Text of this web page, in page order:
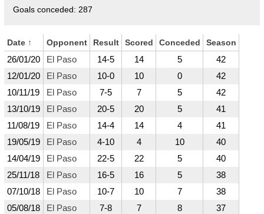
Goals conceded: 287
Date↑ Opponent Result Scored Conceded Season
26/01/20 El Paso 14-5 14 5
42
12/01/20
El Paso 10-0 10 0
42
10/11/19
El Paso 7-5 7 5
42
13/10/19
El Paso 20-5 20 5
41
11/08/19
El Paso 14-4 14 4
41
19/05/19
El Paso 4-10 4 10
40
14/04/19
El Paso 22-5 22 5
40
25/11/18
El Paso 16-5 16 5
38
07/10/18
El Paso 10-7 10 7
38
05/08/18
El Paso 7-8 7 8
37